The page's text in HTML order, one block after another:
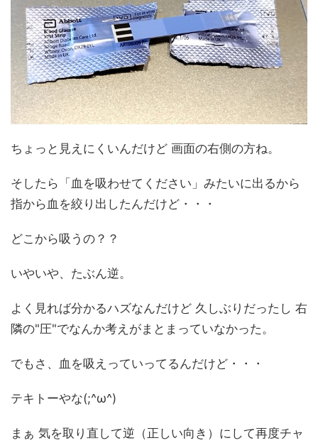
ちょっと見えにくいんだけど 画面の右側の方ね。
そしたら「血を吸わせてください」みたいに出るから
指から血を絞り出したんだけど・・・
どこから吸うの？？
いやいや、たぶん逆。
よく見れば分かるハズなんだけど 久しぶりだったし 右
隣の"圧"でなんか考えがまとまっていなかった。
でもさ、血を吸えっていってるんだけど・・・
テキトーやな(;^ω^)
まぁ 気を取り直して逆（正しい向き）にして再度チャ